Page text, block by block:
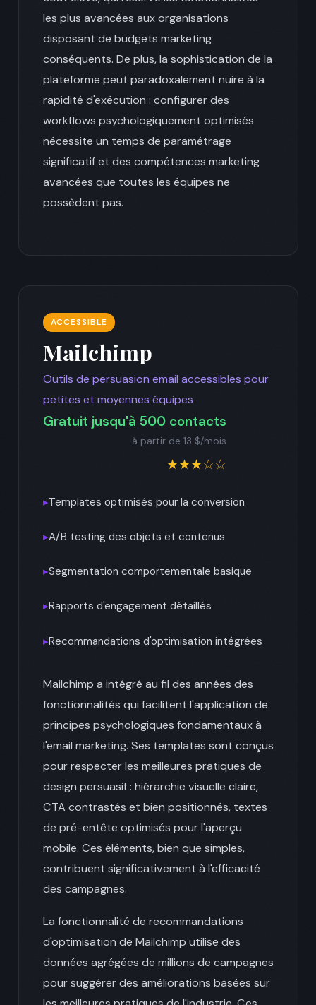
les plus avancées aux organisations
disposant de budgets marketing
conséquents. De plus, la sophistication de la
plateforme peut paradoxalement nuire à la
rapidité d'exécution : configurer des
workflows psychologiquement optimisés
nécessite un temps de paramétrage
significatif et des compétences marketing
avancées que toutes les équipes ne
possèdent pas.
ACCESSIBLE
Mailchimp
Outils de persuasion email accessibles pour
petites et moyennes équipes
Gratuit jusqu'à 500 contacts
à partir de 13 $/mois
★★★☆☆
▸Templates optimisés pour la conversion
▸A/B testing des objets et contenus
▸Segmentation comportementale basique
▸Rapports d'engagement détaillés
▸Recommandations d'optimisation intégrées
Mailchimp a intégré au fil des années des
fonctionnalités qui facilitent l'application de
principes psychologiques fondamentaux à
l'email marketing. Ses templates sont conçus
pour respecter les meilleures pratiques de
design persuasif : hiérarchie visuelle claire,
CTA contrastés et bien positionnés, textes
de pré-entête optimisés pour l'aperçu
mobile. Ces éléments, bien que simples,
contribuent significativement à l'efficacité
des campagnes.
La fonctionnalité de recommandations
d'optimisation de Mailchimp utilise des
données agrégées de millions de campagnes
pour suggérer des améliorations basées sur